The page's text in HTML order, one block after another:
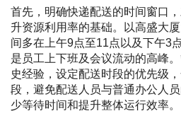
首先，明确快递配送的时间窗口
升资源利用率的基础。以高盛大
间多在上午9点至11点以及下午3
是员工上下班及会议流动的高峰
史经验，设定配送时段的优先级
段，避免配送人员与普通办公人
少等待时间和提升整体运行效率。